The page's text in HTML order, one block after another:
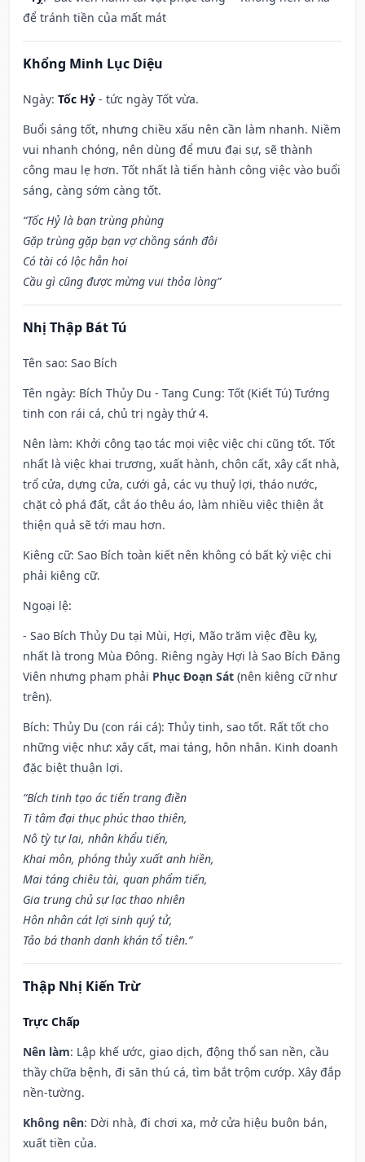
để tránh tiền của mất mát
Khổng Minh Lục Diệu
Ngày: Tốc Hỷ - tức ngày Tốt vừa.
Buổi sáng tốt, nhưng chiều xấu nên cần làm nhanh. Niềm
vui nhanh chóng, nên dùng để mưu đại sự, sẽ thành
công mau lẹ hơn. Tốt nhất là tiến hành công việc vào buổi
sáng, càng sớm càng tốt.
“Tốc Hỷ là bạn trùng phùng
Gặp trùng gặp bạn vợ chồng sánh đôi
Có tài có lộc hẳn hoi
Cầu gì cũng được mừng vui thỏa lòng”
Nhị Thập Bát Tú
Tên sao: Sao Bích
Tên ngày: Bích Thủy Du - Tang Cung: Tốt (Kiết Tú) Tướng
tinh con rái cá, chủ trị ngày thứ 4.
Nên làm: Khởi công tạo tác mọi việc việc chi cũng tốt. Tốt
nhất là việc khai trương, xuất hành, chôn cất, xây cất nhà,
trổ cửa, dựng cửa, cưới gả, các vụ thuỷ lợi, tháo nước,
chặt cỏ phá đất, cắt áo thêu áo, làm nhiều việc thiện ắt
thiện quả sẽ tới mau hơn.
Kiêng cữ: Sao Bích toàn kiết nên không có bất kỳ việc chi
phải kiêng cữ.
Ngoại lệ:
- Sao Bích Thủy Du tại Mùi, Hợi, Mão trăm việc đều kỵ,
nhất là trong Mùa Đông. Riêng ngày Hợi là Sao Bích Đăng
Viên nhưng phạm phải Phục Đoạn Sát (nên kiêng cữ như
trên).
Bích: Thủy Du (con rái cá): Thủy tinh, sao tốt. Rất tốt cho
những việc như: xây cất, mai táng, hôn nhân. Kinh doanh
đặc biệt thuận lợi.
“Bích tinh tạo ác tiến trang điền
Ti tâm đại thục phúc thao thiên,
Nô tỳ tự lai, nhân khẩu tiến,
Khai môn, phóng thủy xuất anh hiền,
Mai táng chiêu tài, quan phẩm tiến,
Gia trung chủ sự lạc thao nhiên
Hôn nhân cát lợi sinh quý tử,
Tảo bá thanh danh khán tổ tiên.”
Thập Nhị Kiến Trừ
Trực Chấp
Nên làm: Lập khế ước, giao dịch, động thổ san nền, cầu
thầy chữa bệnh, đi săn thú cá, tìm bắt trộm cướp. Xây đắp
nền-tường.
Không nên: Dời nhà, đi chơi xa, mở cửa hiệu buôn bán,
xuất tiền của.